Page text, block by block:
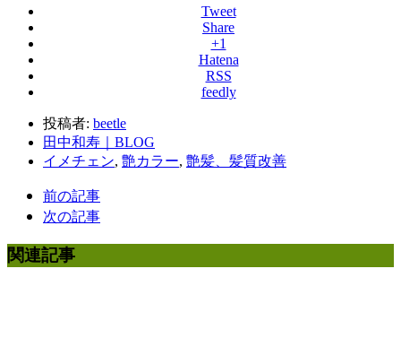
Tweet
Share
+1
Hatena
RSS
feedly
投稿者: beetle
田中和寿｜BLOG
イメチェン, 艶カラー, 艶髪、髪質改善
前の記事
次の記事
関連記事